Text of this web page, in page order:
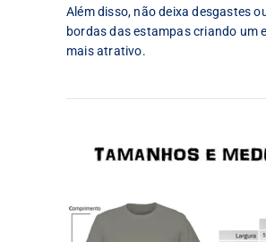
Além disso, não deixa desgastes
bordas das estampas criando um
mais atrativo.